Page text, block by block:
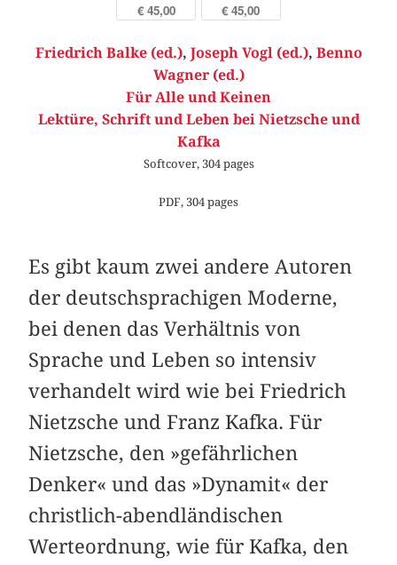
€ 45,00 € 45,00
Friedrich Balke (ed.), Joseph Vogl (ed.), Benno
Wagner (ed.)
Für Alle und Keinen
Lektüre, Schrift und Leben bei Nietzsche und
Kafka
Softcover, 304 pages
PDF, 304 pages
Es gibt kaum zwei andere Autoren
der deutschsprachigen Moderne,
bei denen das Verhältnis von
Sprache und Leben so intensiv
verhandelt wird wie bei Friedrich
Nietzsche und Franz Kafka. Für
Nietzsche, den »gefährlichen
Denker« und das »Dynamit« der
christlich-abendländischen
Werteordnung, wie für Kafka, den